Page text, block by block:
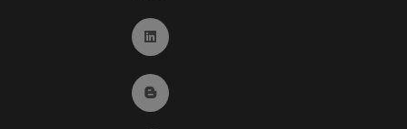
Ir a Linkedin (abre en ventana nueva)
Ir al Blog (abre en ventana nueva)